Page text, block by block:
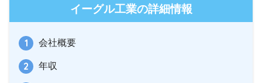
イーグル工業の詳細情報
会社概要
年収